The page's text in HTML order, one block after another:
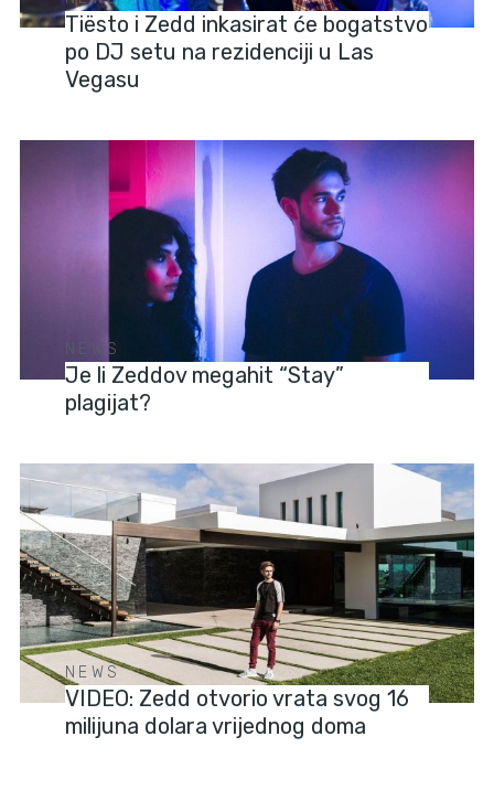
Tiësto i Zedd inkasirat će bogatstvo
po DJ setu na rezidenciji u Las
Vegasu
NEWS
Je li Zeddov megahit “Stay”
plagijat?
NEWS
VIDEO: Zedd otvorio vrata svog 16
milijuna dolara vrijednog doma